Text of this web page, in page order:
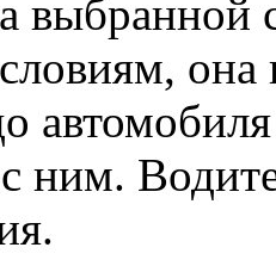
выбранной
она
с ним.